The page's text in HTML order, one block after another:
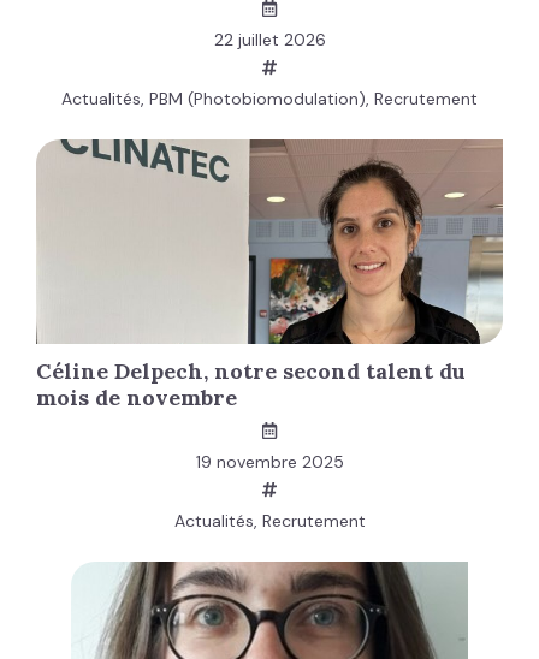
22 juillet 2026
Actualités, PBM (Photobiomodulation), Recrutement
Céline Delpech, notre second talent du
mois de novembre
19 novembre 2025
Actualités, Recrutement